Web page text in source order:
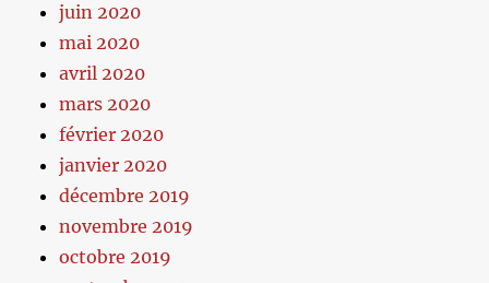
juin 2020
mai 2020
avril 2020
mars 2020
février 2020
janvier 2020
décembre 2019
novembre 2019
octobre 2019